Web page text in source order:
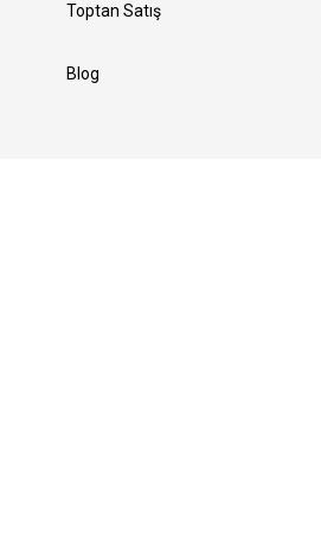
Toptan Satış
Blog